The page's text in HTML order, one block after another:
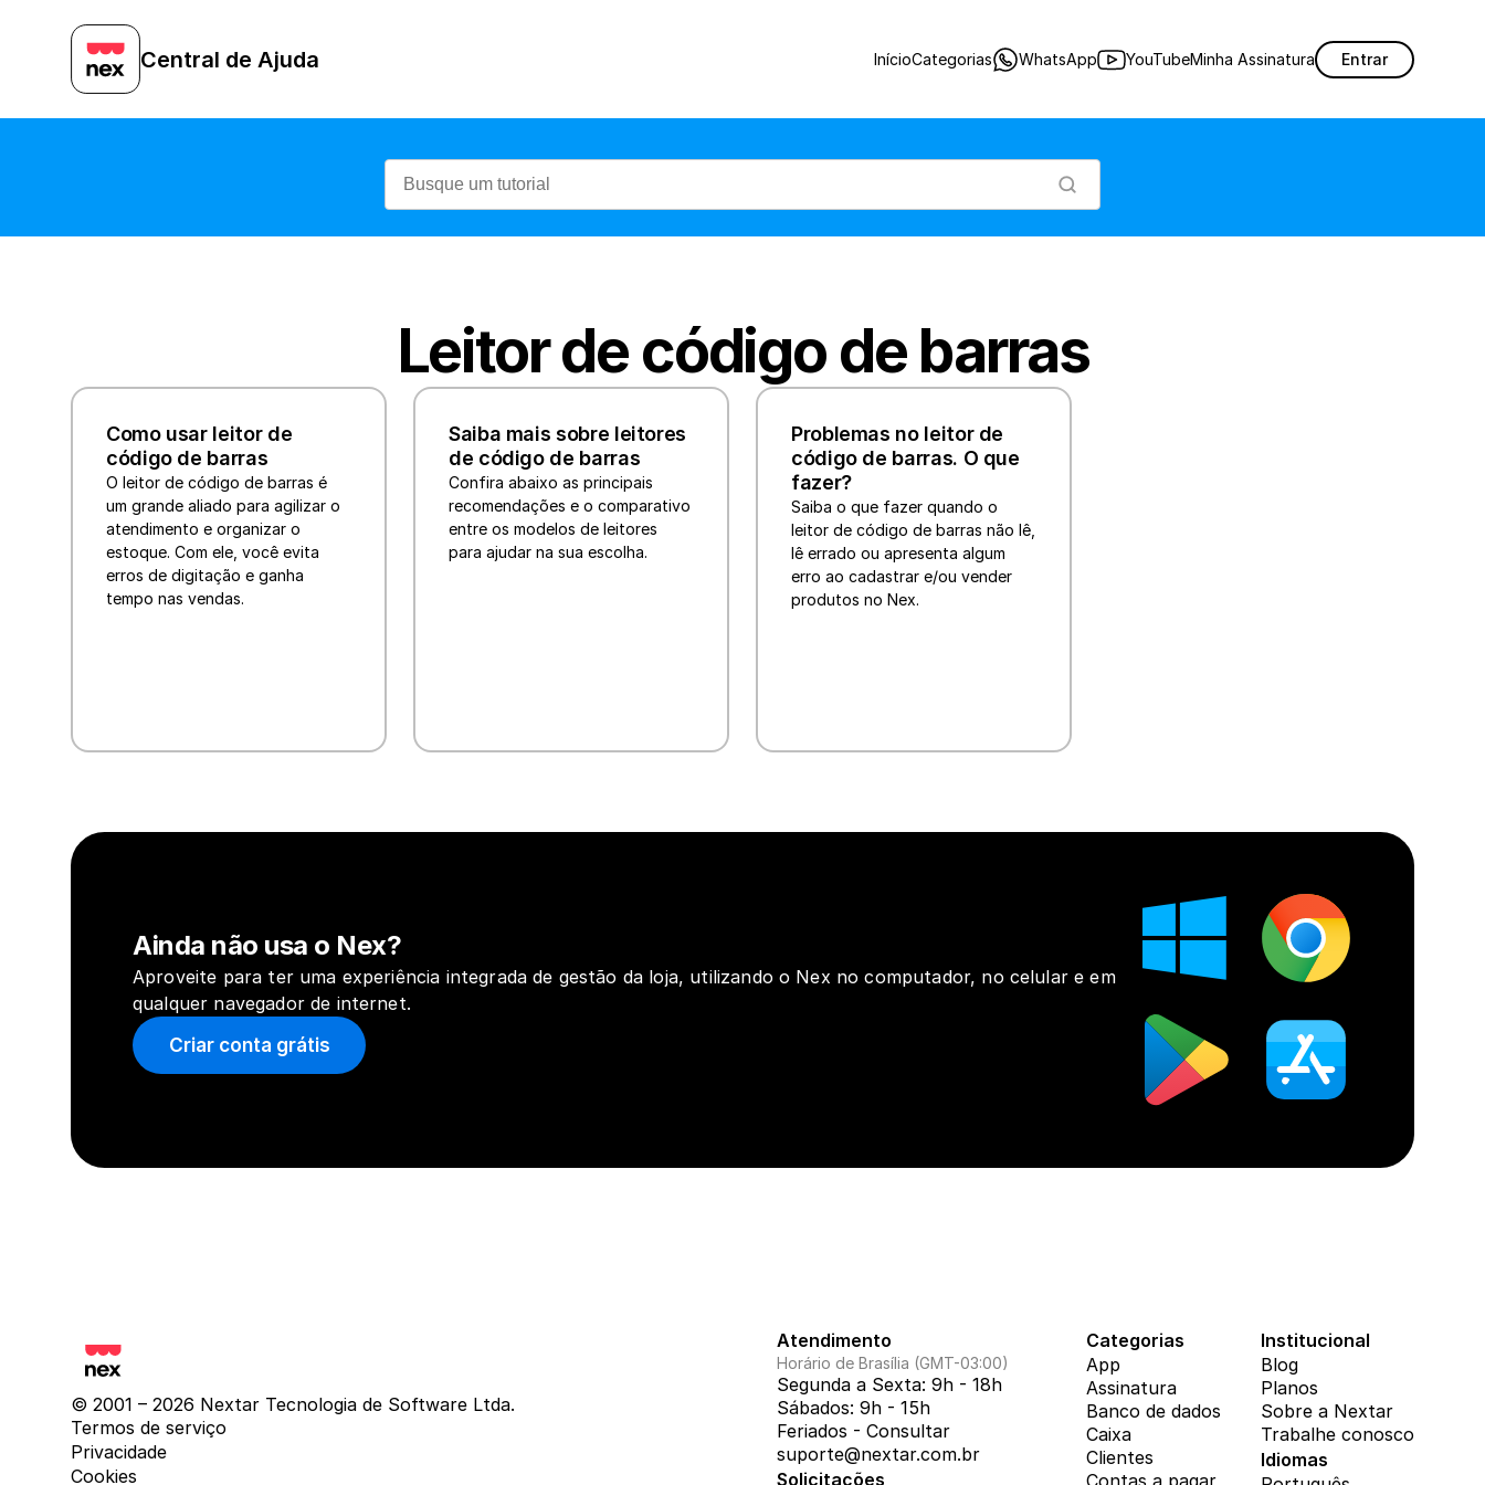
Central de Ajuda InícioCategorias WhatsApp YouTubeMinha Assinatura Entrar
Leitor de código de barras
Como usar leitor de
código de barras
O leitor de código de barras é
um grande aliado para agilizar o
atendimento e organizar o
estoque. Com ele, você evita
erros de digitação e ganha
tempo nas vendas.
Saiba mais sobre leitores
de código de barras
Confira abaixo as principais
recomendações e o comparativo
entre os modelos de leitores
para ajudar na sua escolha.
Problemas no leitor de
código de barras. O que
fazer?
Saiba o que fazer quando o
leitor de código de barras não lê,
lê errado ou apresenta algum
erro ao cadastrar e/ou vender
produtos no Nex.
Ainda não usa o Nex?
Aproveite para ter uma experiência integrada de gestão da loja, utilizando o Nex no computador, no celular e em
qualquer navegador de internet.
Criar conta grátis
© 2001 – 2026 Nextar Tecnologia de Software Ltda.
Termos de serviço
Privacidade
Cookies
Atendimento
Horário de Brasília (GMT-03:00)
Segunda a Sexta: 9h - 18h
Sábados: 9h - 15h
Feriados - Consultar
suporte@nextar.com.br
Solicitações
Categorias
App
Assinatura
Banco de dados
Caixa
Clientes
Contas a pagar
Institucional
Blog
Planos
Sobre a Nextar
Trabalhe conosco
Idiomas